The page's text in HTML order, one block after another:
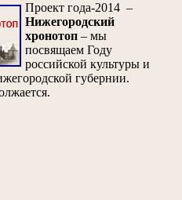
Проект года-2014 –
Нижегородский
хронотоп – мы
посвящаем Году
российской культуры и
губернии.